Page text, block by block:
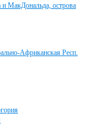
и МакДональда, острова
Африканская Респ.